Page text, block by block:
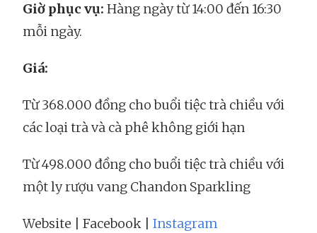
Giờ phục vụ: Hàng ngày từ 14:00 đến 16:30
mỗi ngày.
Giá:
Từ 368.000 đồng cho buổi tiệc trà chiều với
các loại trà và cà phê không giới hạn
Từ 498.000 đồng cho buổi tiệc trà chiều với
một ly rượu vang Chandon Sparkling
Website | Facebook | Instagram